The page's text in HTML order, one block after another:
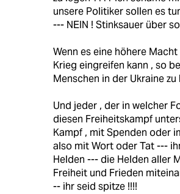
unsere Politiker sollen es
--- NEIN ! Stinksauer über
Wenn es eine höhere
Krieg eingreifen kann , so
Menschen in der Ukraine zu
Und jeder , der in welcher
diesen Freiheitskampf
Kampf , mit Spenden oder
also mit Wort oder Tat ---
Helden --- die Helden aller
Freiheit und Frieden
-- ihr seid spitze !!!!